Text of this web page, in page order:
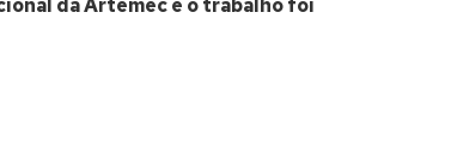
da Artemec e o trabalho foi